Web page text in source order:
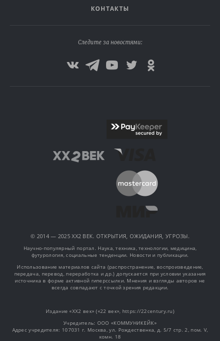
КОНТАКТЫ
Следите за новостями:
© 2014 — 2025 XX2 ВЕК. ОТКРЫТИЯ, ОЖИДАНИЯ, УГРОЗЫ.
Научно-популярный портал. Наука, техника, технологии, медицина,
футурология, социальные тенденции. Новости и публикации.
Использование материалов сайта (распространение, воспроизведение,
передача, перевод, переработка и др.) допускается при условии указания
источника в форме активной гиперссылки. Мнения и взгляды авторов не
всегда совпадают с точкой зрения редакции.
Издание «XX2 век» («22 век», https://22century.ru)
Учредитель: OOO «КОММУНИКЕЙК»
Адрес учредителя: 107031 г. Москва, ул. Рождественка, д. 5/7 стр. 2, пом. V,
комн. 18